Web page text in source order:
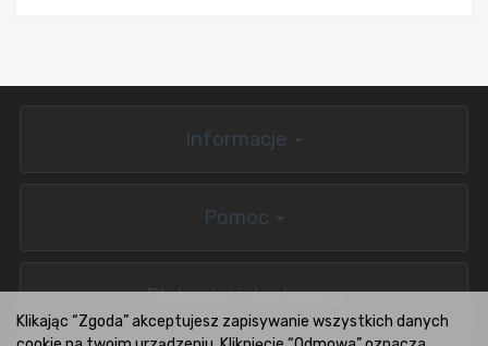
Informacje
Pomoc
Płatności i dostawa
Klikając “Zgoda” akceptujesz zapisywanie wszystkich danych